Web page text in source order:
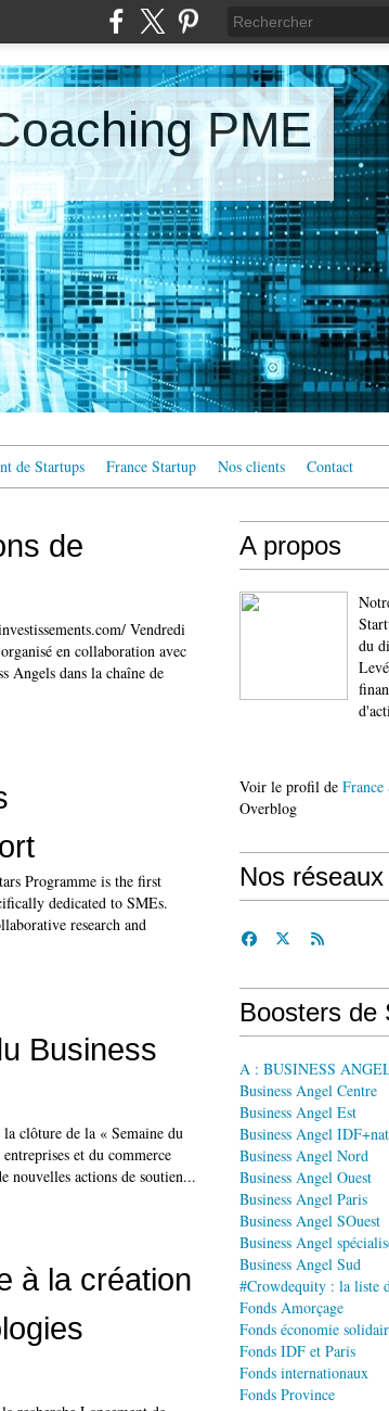
PME
de Startups France Startup Nos clients Contact
de
Vendredi
en collaboration avec
Angels dans la chaîne de
Programme is the first
dedicated to SMEs.
research and
Business
la clôture de la « Semaine du
et du commerce
nouvelles actions de soutien...
à la création
A propos
du
Voir le profil de France
Overblog
Nos
Boosters de
A : BUSINESS
Business Angel Centre
Business Angel Est
Business Angel
Business Angel Nord
Business Angel Ouest
Business Angel Paris
Business Angel SOuest
Business Angel
Business Angel Sud
#Crowdequity : la liste
Fonds Amorçage
Fonds économie
Fonds IDF et Paris
Fonds internationaux
Fonds Province